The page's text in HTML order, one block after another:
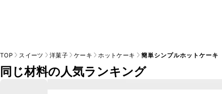
TOP スイーツ 洋菓子 ケーキ ホットケーキ 簡単シンプルホットケーキ
同じ材料の人気ランキング